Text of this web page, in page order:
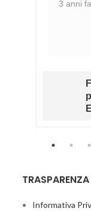
3 anni fa
TRASPARENZA
Informativa